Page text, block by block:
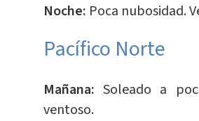
Noche: Poca nubosidad.
Pacífico Norte
Mañana: Soleado a
ventoso.